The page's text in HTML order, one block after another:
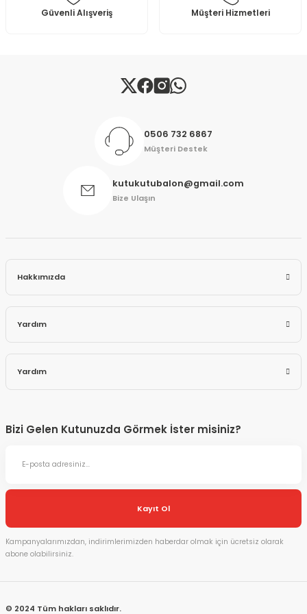
Gönder
Güvenli Alışveriş Müşteri Hizmetleri
0506 732 6867
Müşteri Destek
kutukutubalon@gmail.com
Bize Ulaşın
Hakkımızda
Yardım
Yardım
Bizi Gelen Kutunuzda Görmek İster misiniz?
Kayıt Ol
Kampanyalarımızdan, indirimlerimizden haberdar olmak için ücretsiz olarak
abone olabilirsiniz.
© 2024 Tüm hakları saklıdır.